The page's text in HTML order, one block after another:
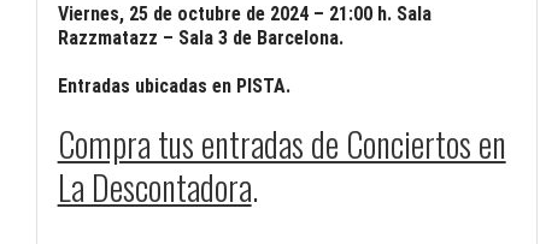
Viernes, 25 de octubre de 2024 – 21:00 h. Sala
Razzmatazz – Sala 3 de Barcelona.
Entradas ubicadas en PISTA.
Compra tus entradas de Conciertos en
La Descontadora.